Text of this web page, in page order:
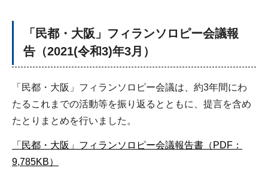
「民都・大阪」フィランソロピー会議報
告（2021(令和3)年3月）
「民都・大阪」フィランソロピー会議は、約3年間にわ
たるこれまでの活動等を振り返るとともに、提言を含め
たとりまとめを行いました。
「民都・大阪」フィランソロピー会議報告書（PDF：
9,785KB）